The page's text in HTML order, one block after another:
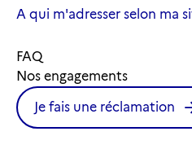
A qui m'adresser selon ma
FAQ
Nos engagements
Je fais une réclamation